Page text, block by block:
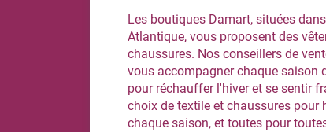
Les boutiques Damart, situées
Atlantique, vous proposent des
chaussures. Nos conseillers de
vous accompagner chaque saison
pour réchauffer l'hiver et se sentir
choix de textile et chaussures pour
chaque saison, et toutes pour